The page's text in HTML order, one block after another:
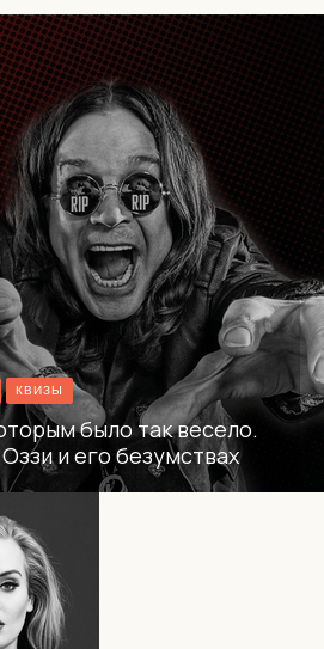
КВИЗЫ
было так весело.
и его безумствах